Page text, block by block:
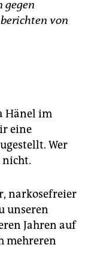
gegen
von
Hänel im
eine
Wer
nicht.
narkosefreier
unseren
Jahren auf
mehreren